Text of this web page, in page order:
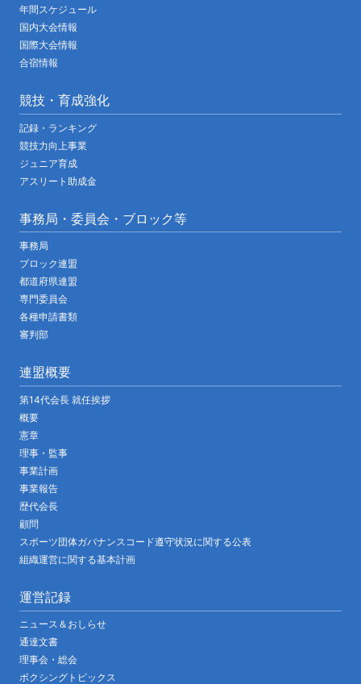
年間スケジュール
国内大会情報
国際大会情報
合宿情報
競技・育成強化
記録・ランキング
競技力向上事業
ジュニア育成
アスリート助成金
事務局・委員会・ブロック等
事務局
ブロック連盟
都道府県連盟
専門委員会
各種申請書類
審判部
連盟概要
第14代会長 就任挨拶
概要
憲章
理事・監事
事業計画
事業報告
歴代会長
顧問
スポーツ団体ガバナンスコード遵守状況に関する公表
組織運営に関する基本計画
運営記録
ニュース＆おしらせ
通達文書
理事会・総会
ボクシングトピックス